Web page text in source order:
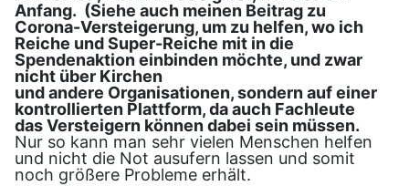
Anfang. (Siehe auch meinen Beitrag zu
Corona-Versteigerung, um zu helfen, wo ich
Reiche und Super-Reiche mit in die
Spendenaktion einbinden möchte, und zwar
nicht über Kirchen
und andere Organisationen, sondern auf einer
kontrollierten Plattform, da auch Fachleute
das Versteigern können dabei sein müssen.
Nur so kann man sehr vielen Menschen helfen
und nicht die Not ausufern lassen und somit
noch größere Probleme erhält.